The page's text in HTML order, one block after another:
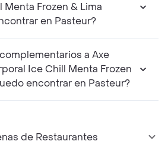
Frozen & Lima
en Pasteur?
a Axe
Ice Chill Menta Frozen
encontrar en Pasteur?
de Restaurantes